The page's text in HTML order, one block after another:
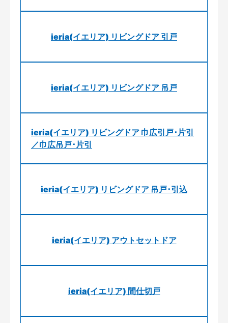
ieria(イエリア) リビングドア 引戸
ieria(イエリア) リビングドア 吊戸
ieria(イエリア) リビングドア 巾広引戸･片引
／巾広吊戸･片引
ieria(イエリア) リビングドア 吊戸･引込
ieria(イエリア) アウトセットドア
ieria(イエリア) 間仕切戸